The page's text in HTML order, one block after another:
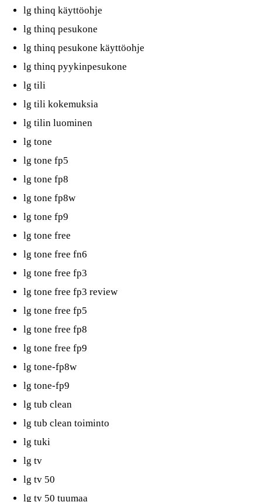
lg thinq käyttöohje
lg thinq pesukone
lg thinq pesukone käyttöohje
lg thinq pyykinpesukone
lg tili
lg tili kokemuksia
lg tilin luominen
lg tone
lg tone fp5
lg tone fp8
lg tone fp8w
lg tone fp9
lg tone free
lg tone free fn6
lg tone free fp3
lg tone free fp3 review
lg tone free fp5
lg tone free fp8
lg tone free fp9
lg tone-fp8w
lg tone-fp9
lg tub clean
lg tub clean toiminto
lg tuki
lg tv
lg tv 50
lg tv 50 tuumaa